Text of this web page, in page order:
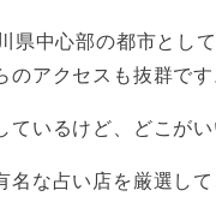
県中心部の都市とし
アクセスも抜群です
いるけど、どこが
な占い店を厳選して